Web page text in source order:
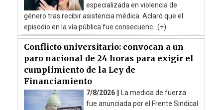
especializada en violencia de
género tras recibir asistencia médica. Aclaró que el
episodio en la vía pública fue consecuenc...(+)
Conflicto universitario: convocan a un
paro nacional de 24 horas para exigir el
cumplimiento de la Ley de
Financiamiento
7/8/2026 ||
La medida de fuerza
fue anunciada por el Frente Sindical